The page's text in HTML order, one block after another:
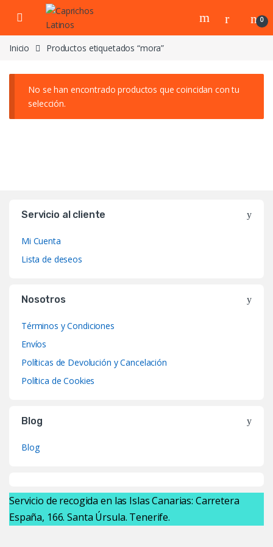
Skip to navigation
Skip to content
0
Inicio Productos etiquetados “mora”
No se han encontrado productos que coincidan con tu
selección.
Servicio al cliente
Mi Cuenta
Lista de deseos
Nosotros
Términos y Condiciones
Envíos
Políticas de Devolución y Cancelación
Política de Cookies
Blog
Blog
Servicio de recogida en las Islas Canarias: Carretera
España, 166. Santa Úrsula. Tenerife.